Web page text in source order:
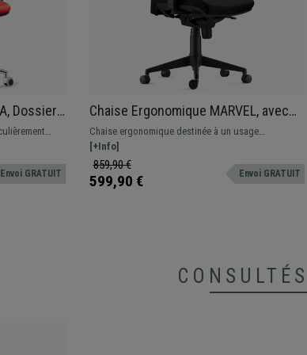
Dossier
en Cuir
haut
Envoi GRATUIT
Chaise Ergonomique MARVEL, avec
Appui-tête et Support Lombaire, en
Tissu, Noir
Chaise ergonomique destinée à un usage
professionnel avec dossier ajustable, support
lombaire et accoudoirs réglables en hauteur.
[+Info]
859,90 €
599,90 € Envoi GRATUIT
CONSULTÉS